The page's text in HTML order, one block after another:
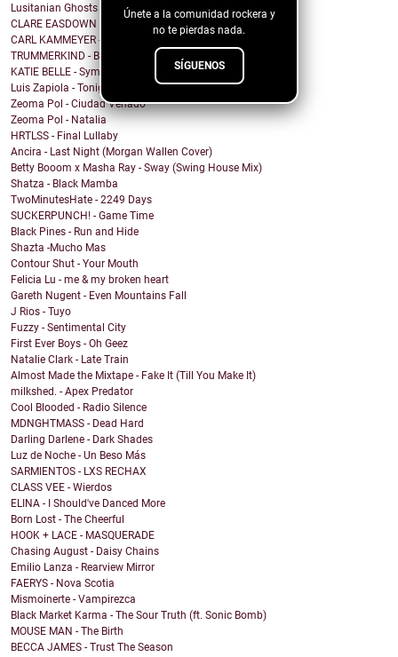
Únete a la comunidad rockera y
no te pierdas nada.
SÍGUENOS
Lusitanian Ghosts - September
CLARE EASDOWN - I Break
CARL KAMMEYER - One
TRUMMERKIND - Beauty Queen
KATIE BELLE - Symptoms
Luis Zapiola - Tonight
Zeoma Pol - Ciudad Venado
Zeoma Pol - Natalia
HRTLSS - Final Lullaby
Ancira - Last Night (Morgan Wallen Cover)
Betty Booom x Masha Ray - Sway (Swing House Mix)
Shatza - Black Mamba
TwoMinutesHate - 2249 Days
SUCKERPUNCH! - Game Time
Black Pines - Run and Hide
Shazta -Mucho Mas
Contour Shut - Your Mouth
Felicia Lu - me & my broken heart
Gareth Nugent - Even Mountains Fall
J Rios - Tuyo
Fuzzy - Sentimental City
First Ever Boys - Oh Geez
Natalie Clark - Late Train
Almost Made the Mixtape - Fake It (Till You Make It)
milkshed. - Apex Predator
Cool Blooded - Radio Silence
MDNGHTMASS - Dead Hard
Darling Darlene - Dark Shades
Luz de Noche - Un Beso Más
SARMIENTOS - LXS RECHAX
CLASS VEE - Wierdos
ELINA - I Should've Danced More
Born Lost - The Cheerful
HOOK + LACE - MASQUERADE
Chasing August - Daisy Chains
Emilio Lanza - Rearview Mirror
FAERYS - Nova Scotia
Mismoinerte - Vampirezca
Black Market Karma - The Sour Truth (ft. Sonic Bomb)
MOUSE MAN - The Birth
BECCA JAMES - Trust The Season